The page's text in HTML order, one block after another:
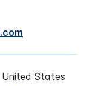
United States